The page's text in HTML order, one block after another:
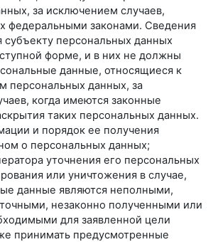
за исключением случаев,
федеральными законами. Сведения
субъекту персональных данных
форме, и в них не должны
данные, относящиеся к
персональных данных, за
когда имеются законные
таких персональных данных.
и порядок ее получения
о персональных данных;
уточнения его персональных
или уничтожения в случае,
данные являются неполными,
незаконно полученными или
для заявленной цели
принимать предусмотренные